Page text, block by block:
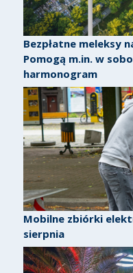
Bezpłatne meleksy
Pomogą m.in. w
harmonogram
Mobilne zbiórki
sierpnia